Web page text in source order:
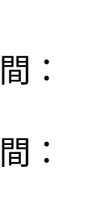
：
：